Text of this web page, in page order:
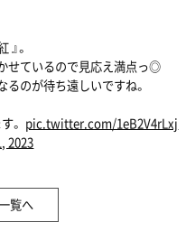
。
せているので見応え満点っ◎
るのが待ち遠しいですね。
。 pic.twitter.com/1eB2V4rLxj
2023
覧へ